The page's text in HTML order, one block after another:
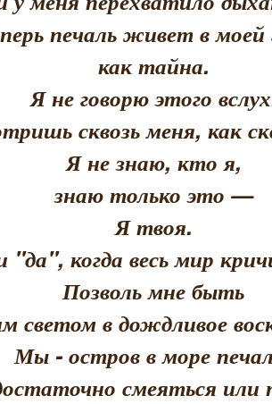
печаль живет в моей
как тайна.
Я не говорю этого
сквозь меня, как
Я не знаю, кто я,
знаю только это —
Я твоя.
когда весь мир
Позволь мне быть
светом в дождливое
Мы - остров в море
смеяться или